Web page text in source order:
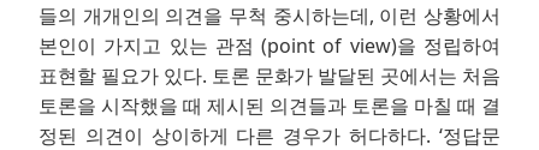
들의 개개인의 의견을 무척 중시하는데, 이런 상황에서
본인이 가지고 있는 관점 (point of view)을 정립하여
표현할 필요가 있다. 토론 문화가 발달된 곳에서는 처음
토론을 시작했을 때 제시된 의견들과 토론을 마칠 때 결
정된 의견이 상이하게 다른 경우가 허다하다. ‘정답문